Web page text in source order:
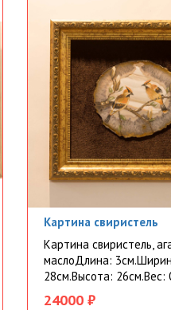
Картина свиристель
Картина свиристель,
маслоДлина:
28см.Высота: 26см.Вес:
24000 ₽